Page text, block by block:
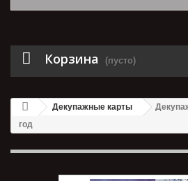
Корзина (пусто)
Декупажные карты
год